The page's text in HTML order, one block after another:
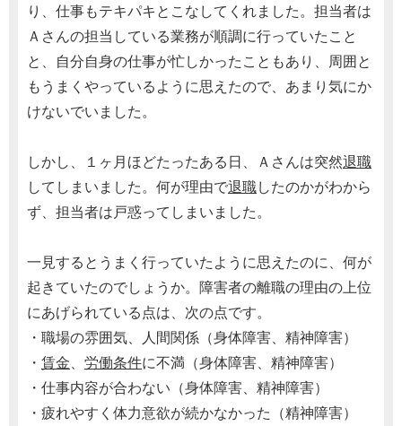
り、仕事もテキパキとこなしてくれました。担当者は
Ａさんの担当している業務が順調に行っていたこと
と、自分自身の仕事が忙しかったこともあり、周囲と
もうまくやっているように思えたので、あまり気にか
けないでいました。
しかし、１ヶ月ほどたったある日、Ａさんは突然退職
してしまいました。何が理由で退職したのかがわから
ず、担当者は戸惑ってしまいました。
一見するとうまく行っていたように思えたのに、何が
起きていたのでしょうか。障害者の離職の理由の上位
にあげられている点は、次の点です。
・職場の雰囲気、人間関係（身体障害、精神障害）
・ 賃金、 労働条件に不満（身体障害、精神障害）
・仕事内容が合わない（身体障害、精神障害）
・疲れやすく体力意欲が続かなかった（精神障害）